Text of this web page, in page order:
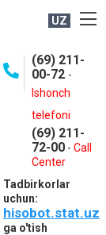
UZ
(69) 211-
00-72 -
Ishonch
telefoni
(69) 211-
72-00 - Call
Center
Tadbirkorlar
uchun:
hisobot.stat.uz
ga o'tish